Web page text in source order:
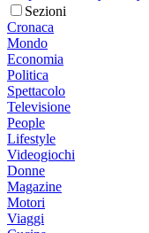
Sezioni
Cronaca
Mondo
Economia
Politica
Spettacolo
Televisione
People
Lifestyle
Videogiochi
Donne
Magazine
Motori
Viaggi